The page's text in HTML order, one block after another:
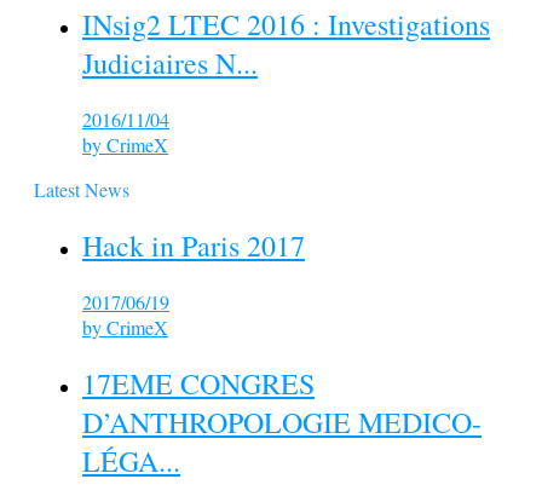
INsig2 LTEC 2016 : Investigations
Judiciaires N...
2016/11/04
byCrimeX
Latest News
Hack in Paris 2017
2017/06/19
byCrimeX
17EME CONGRES
D’ANTHROPOLOGIE MEDICO-
LÉGA...